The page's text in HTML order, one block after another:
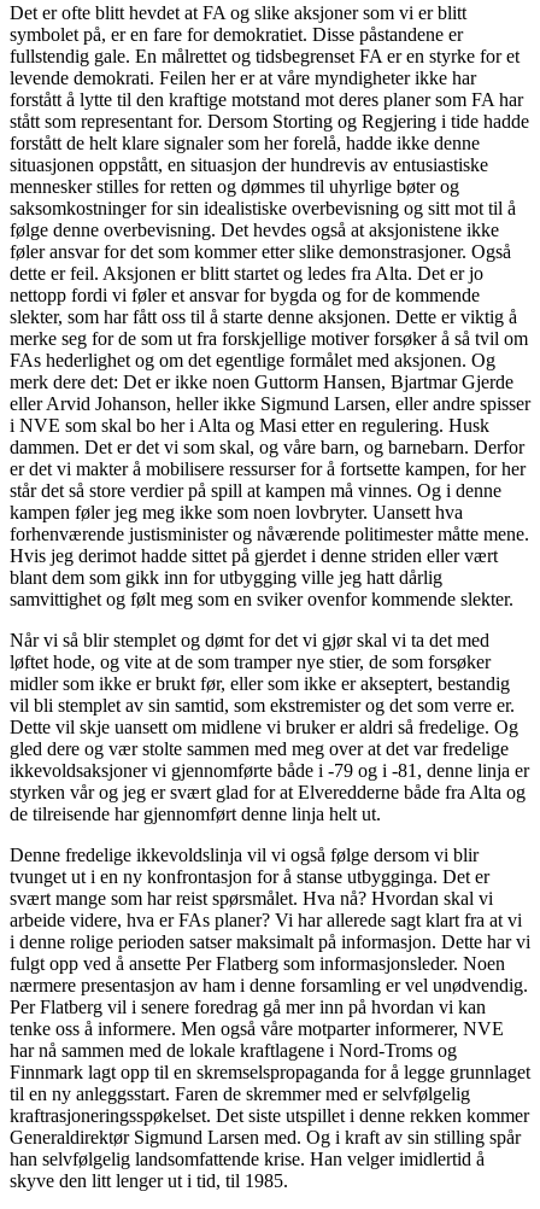
Det er ofte blitt hevdet at FA og slike aksjoner som vi er blitt
symbolet på, er en fare for demokratiet. Disse påstandene er
fullstendig gale. En målrettet og tidsbegrenset FA er en styrke for et
levende demokrati. Feilen her er at våre myndigheter ikke har
forstått å lytte til den kraftige motstand mot deres planer som FA har
stått som representant for. Dersom Storting og Regjering i tide hadde
forstått de helt klare signaler som her forelå, hadde ikke denne
situasjonen oppstått, en situasjon der hundrevis av entusiastiske
mennesker stilles for retten og dømmes til uhyrlige bøter og
saksomkostninger for sin idealistiske overbevisning og sitt mot til å
følge denne overbevisning. Det hevdes også at aksjonistene ikke
føler ansvar for det som kommer etter slike demonstrasjoner. Også
dette er feil. Aksjonen er blitt startet og ledes fra Alta. Det er jo
nettopp fordi vi føler et ansvar for bygda og for de kommende
slekter, som har fått oss til å starte denne aksjonen. Dette er viktig å
merke seg for de som ut fra forskjellige motiver forsøker å så tvil om
FAs hederlighet og om det egentlige formålet med aksjonen. Og
merk dere det: Det er ikke noen Guttorm Hansen, Bjartmar Gjerde
eller Arvid Johanson, heller ikke Sigmund Larsen, eller andre spisser
i NVE som skal bo her i Alta og Masi etter en regulering. Husk
dammen. Det er det vi som skal, og våre barn, og barnebarn. Derfor
er det vi makter å mobilisere ressurser for å fortsette kampen, for her
står det så store verdier på spill at kampen må vinnes. Og i denne
kampen føler jeg meg ikke som noen lovbryter. Uansett hva
forhenværende justisminister og nåværende politimester måtte mene.
Hvis jeg derimot hadde sittet på gjerdet i denne striden eller vært
blant dem som gikk inn for utbygging ville jeg hatt dårlig
samvittighet og følt meg som en sviker ovenfor kommende slekter.
Når vi så blir stemplet og dømt for det vi gjør skal vi ta det med
løftet hode, og vite at de som tramper nye stier, de som forsøker
midler som ikke er brukt før, eller som ikke er akseptert, bestandig
vil bli stemplet av sin samtid, som ekstremister og det som verre er.
Dette vil skje uansett om midlene vi bruker er aldri så fredelige. Og
gled dere og vær stolte sammen med meg over at det var fredelige
ikkevoldsaksjoner vi gjennomførte både i -79 og i -81, denne linja er
styrken vår og jeg er svært glad for at Elveredderne både fra Alta og
de tilreisende har gjennomført denne linja helt ut.
Denne fredelige ikkevoldslinja vil vi også følge dersom vi blir
tvunget ut i en ny konfrontasjon for å stanse utbygginga. Det er
svært mange som har reist spørsmålet. Hva nå? Hvordan skal vi
arbeide videre, hva er FAs planer? Vi har allerede sagt klart fra at vi
i denne rolige perioden satser maksimalt på informasjon. Dette har vi
fulgt opp ved å ansette Per Flatberg som informasjonsleder. Noen
nærmere presentasjon av ham i denne forsamling er vel unødvendig.
Per Flatberg vil i senere foredrag gå mer inn på hvordan vi kan
tenke oss å informere. Men også våre motparter informerer, NVE
har nå sammen med de lokale kraftlagene i Nord-Troms og
Finnmark lagt opp til en skremselspropaganda for å legge grunnlaget
til en ny anleggsstart. Faren de skremmer med er selvfølgelig
kraftrasjoneringsspøkelset. Det siste utspillet i denne rekken kommer
Generaldirektør Sigmund Larsen med. Og i kraft av sin stilling spår
han selvfølgelig landsomfattende krise. Han velger imidlertid å
skyve den litt lenger ut i tid, til 1985.